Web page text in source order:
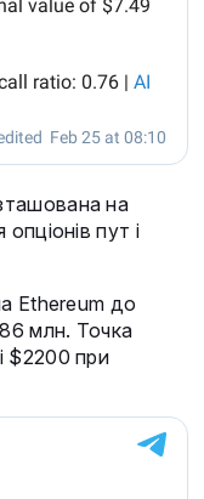
на
пут і
Ethereum до
млн. Точка
$2200 при